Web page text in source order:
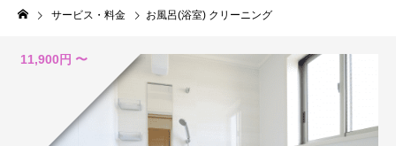
サービス・料金 お風呂(浴室) クリーニング
11,900円 〜